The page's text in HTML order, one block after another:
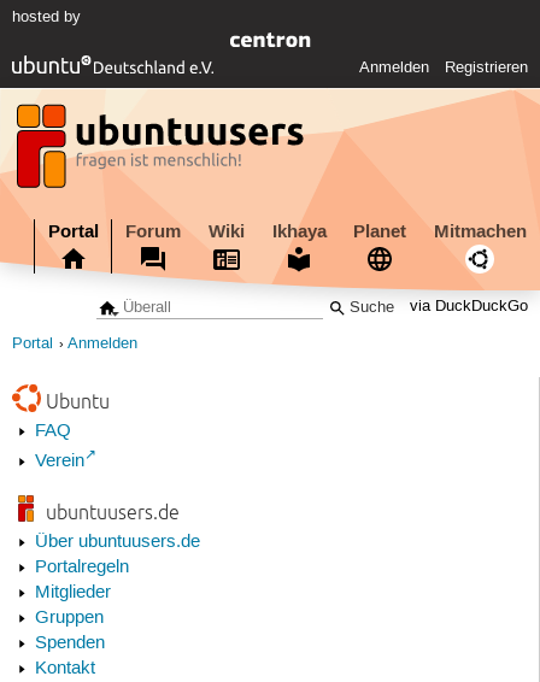
hosted by
Anmelden Registrieren
Portal Forum Wiki Ikhaya Planet Mitmachen
via DuckDuckGo
Portal Anmelden
Ubuntu
FAQ
Verein
ubuntuusers.de
Über ubuntuusers.de
Portalregeln
Mitglieder
Gruppen
Spenden
Kontakt